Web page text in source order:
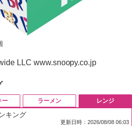
LLC www.snoopy.co.jp
ー ラーメン レンジ
キング
更新日時：2026/08/08 06:03